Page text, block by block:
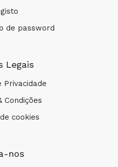
de password
Legais
Privacidade
Condições
cookies
nos